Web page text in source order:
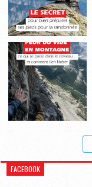
FACEBOOK